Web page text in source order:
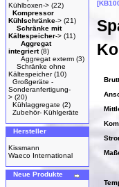
Kühlboxen-> (22)
Kompressor
Kühlschränke-> (21)
Schränke mit
Kältespeicher-> (11)
Aggregat
integriert(8)
Aggregat exterm (3)
Schränke ohne
Kältespeicher(10)
Großgeräte -
Sonderanfertigung-
> (20)
Kühlaggregate (2)
Zubehör- Kühlgeräte
Hersteller
Kissmann
Waeco International
Neue Produkte